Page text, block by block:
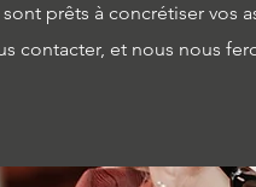
prêts à concrétiser vos
contacter, et nous nous